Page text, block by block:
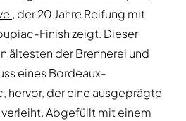
, der 20 Jahre Reifung mit
Finish zeigt. Dieser
ältesten der Brennerei und
eines Bordeaux-
hervor, der eine ausgeprägte
Abgefüllt mit einem